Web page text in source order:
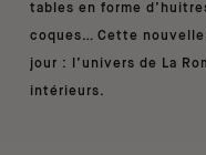
tables en forme
coques… Cette
jour : l’univers de La
intérieurs.